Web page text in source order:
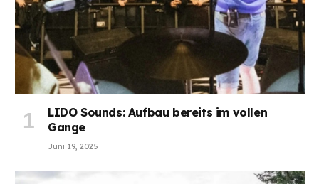
LIDO Sounds: Aufbau bereits im vollen
Gange
Juni 19, 2025